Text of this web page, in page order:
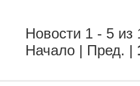
Новости 1 - 5 из
Начало | Пред. |